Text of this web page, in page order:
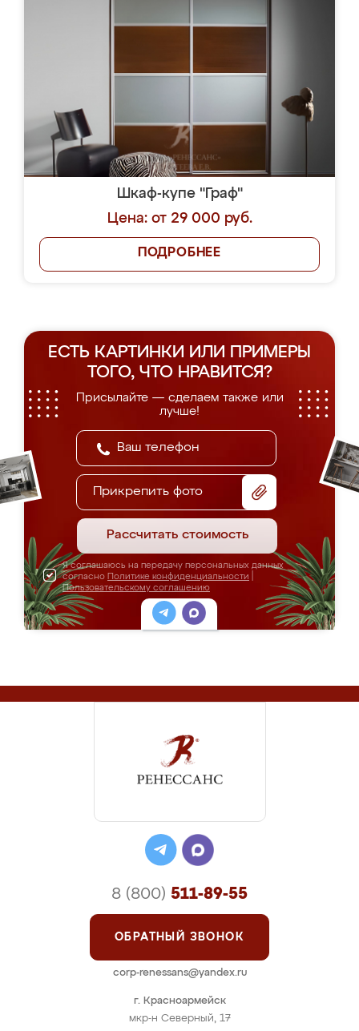
Шкаф-купе "Граф"
Цена: от 29 000 руб.
ПОДРОБНЕЕ
ЕСТЬ КАРТИНКИ ИЛИ ПРИМЕРЫ
ТОГО, ЧТО НРАВИТСЯ?
Присылайте — сделаем также или
лучше!
Прикрепить фото
Рассчитать стоимость
Я соглашаюсь на передачу персональных данных
согласно Политике конфиденциальности
Пользовательскому соглашению
г. Красноармейск
мкр-н Северный, 17
8 (800) 511-89-55
ОБРАТНЫЙ ЗВОНОК
corp-renessans@yandex.ru